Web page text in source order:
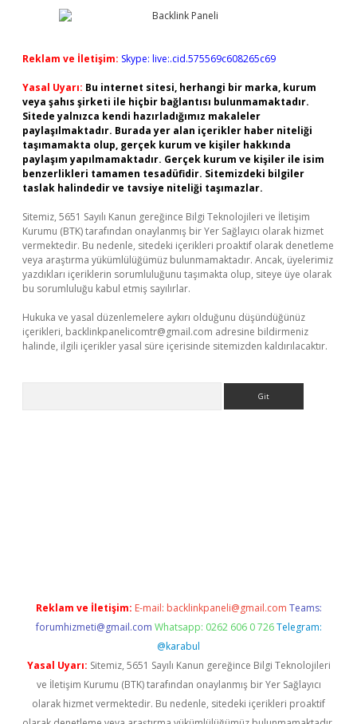
Reklam ve İletişim: Skype: live:.cid.575569c608265c69
Yasal Uyarı: Bu internet sitesi, herhangi bir marka, kurum
veya şahıs şirketi ile hiçbir bağlantısı bulunmamaktadır.
Sitede yalnızca kendi hazırladığımız makaleler
paylaşılmaktadır. Burada yer alan içerikler haber niteliği
taşımamakta olup, gerçek kurum ve kişiler hakkında
paylaşım yapılmamaktadır. Gerçek kurum ve kişiler ile isim
benzerlikleri tamamen tesadüfidir. Sitemizdeki bilgiler
taslak halindedir ve tavsiye niteliği taşımazlar.
Sitemiz, 5651 Sayılı Kanun gereğince Bilgi Teknolojileri ve İletişim
Kurumu (BTK) tarafından onaylanmış bir Yer Sağlayıcı olarak hizmet
vermektedir. Bu nedenle, sitedeki içerikleri proaktif olarak denetleme
veya araştırma yükümlülüğümüz bulunmamaktadır. Ancak, üyelerimiz
yazdıkları içeriklerin sorumluluğunu taşımakta olup, siteye üye olarak
bu sorumluluğu kabul etmiş sayılırlar.
Hukuka ve yasal düzenlemelere aykırı olduğunu düşündüğünüz
içerikleri, backlinkpanelicomtr@gmail.com adresine bildirmeniz
halinde, ilgili içerikler yasal süre içerisinde sitemizden kaldırılacaktır.
Reklam ve İletişim: E-mail: backlinkpaneli@gmail.com Teams:
forumhizmeti@gmail.com Whatsapp: 0262 606 0 726 Telegram:
@karabul
Yasal Uyarı: Sitemiz, 5651 Sayılı Kanun gereğince Bilgi Teknolojileri
ve İletişim Kurumu (BTK) tarafından onaylanmış bir Yer Sağlayıcı
olarak hizmet vermektedir. Bu nedenle, sitedeki içerikleri proaktif